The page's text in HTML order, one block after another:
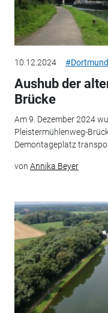
10.12.2024
Aushub der
Brücke
Am 9. Dezember 2024
Pleistermühlenweg-
Demontageplatz
von Annika Beyer